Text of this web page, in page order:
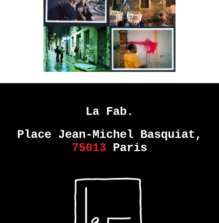
La Fab.
Place Jean-Michel Basquiat,
75013 Paris